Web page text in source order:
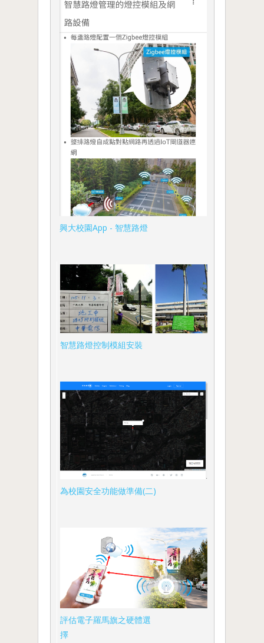
興大校園App - 智慧路燈
智慧路燈控制模組安裝
為校園安全功能做準備(二)
評估電子羅馬旗之硬體選
擇